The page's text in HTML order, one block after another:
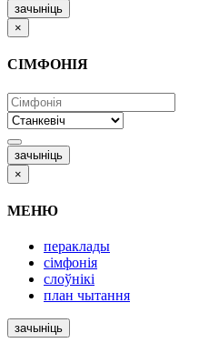
зачыніць
×
СІМФОНІЯ
зачыніць
×
МЕНЮ
пераклады
сімфонія
слоўнікі
план чытання
зачыніць